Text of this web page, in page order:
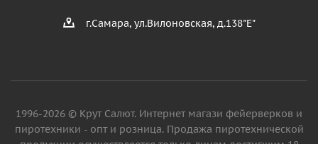
г.Самара, ул.Вилоновская, д.138"Е"
1996-2026 © Крут Салют. Интернет магази фейерверков и
пиротехники - опт и розница. Продажа пиротехнической